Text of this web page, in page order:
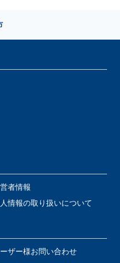
者情報
情報の取り扱いについて
ザー様お問い合わせ